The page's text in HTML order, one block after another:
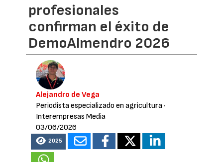
profesionales
confirman el éxito de
DemoAlmendro 2026
Alejandro de Vega
Periodista especializado en agricultura·
Interempresas Media
03/06/2026
2025